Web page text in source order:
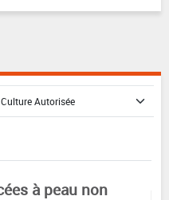
à peau non